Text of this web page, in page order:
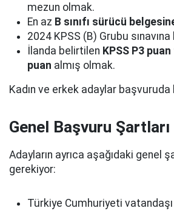
mezun olmak.
En az B sınıfı sürücü
2024 KPSS (B) Grubu
İlanda belirtilen KPSS P3
puan almış olmak.
Kadın ve erkek adaylar
Genel Başvuru Şartları
Adayların ayrıca aşağıdaki genel
gerekiyor:
Türkiye Cumhuriyeti